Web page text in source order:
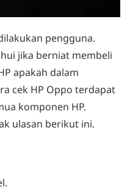
pengguna.
jika berniat membeli
apakah dalam
cek HP Oppo terdapat
komponen HP.
ulasan berikut ini.